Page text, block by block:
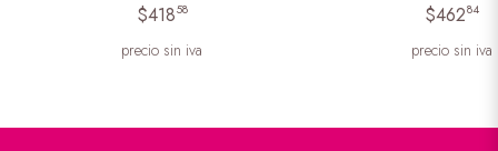
$41858
precio sin iva
$46284
precio sin iva